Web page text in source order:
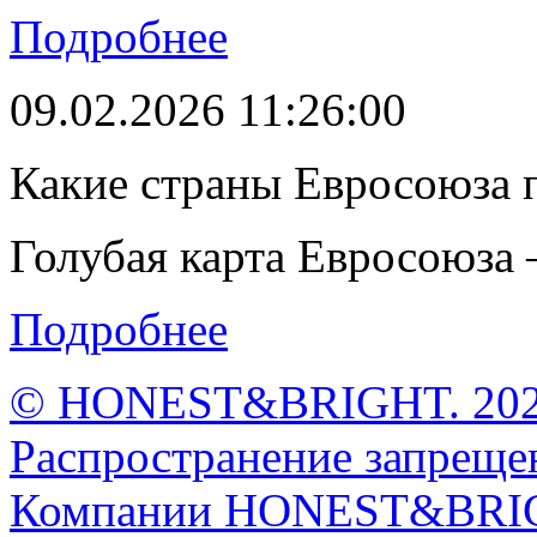
Подробнее
09.02.2026 11:26:00
Какие страны Евросоюза
Голубая карта Евросоюза
Подробнее
© HONEST&BRIGHT.
Распространение
Компании